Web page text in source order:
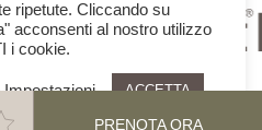
PRENOTA ORA
ripetute. Cliccando su
acconsenti al nostro utilizzo
i cookie.
Impostazioni ACCETTA